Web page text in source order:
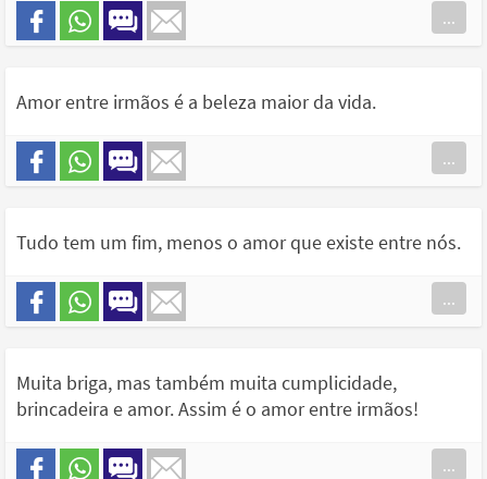
...
Amor entre irmãos é a beleza maior da vida.
...
Tudo tem um fim, menos o amor que existe entre nós.
...
Muita briga, mas também muita cumplicidade,
brincadeira e amor. Assim é o amor entre irmãos!
...